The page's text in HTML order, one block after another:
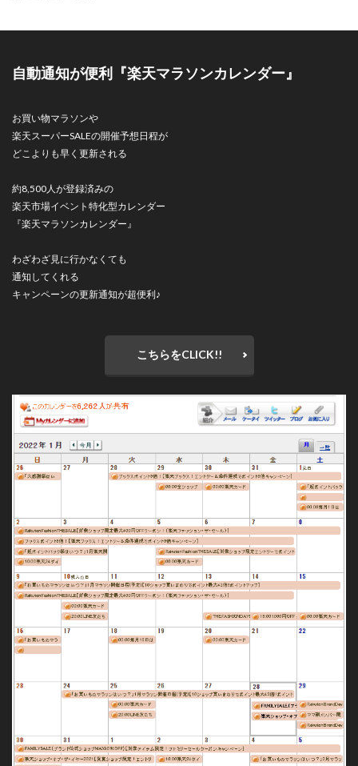
自動通知が便利『楽天マラソンカレンダー』
お買い物マラソンや
楽天スーパーSALEの開催予想日程が
どこよりも早く更新される
約8,500人が登録済みの
楽天市場イベント特化型カレンダー
『楽天マラソンカレンダー』
わざわざ見に行かなくても
通知してくれる
キャンペーンの更新通知が超便利♪
こちらをCLICK!!